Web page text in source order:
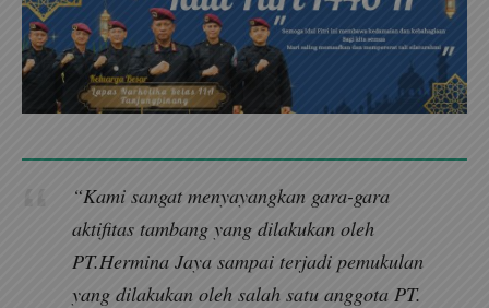
“Kami sangat menyayangkan gara-gara
aktifitas tambang yang dilakukan oleh
PT.Hermina Jaya sampai terjadi pemukulan
yang dilakukan oleh salah satu anggota PT.